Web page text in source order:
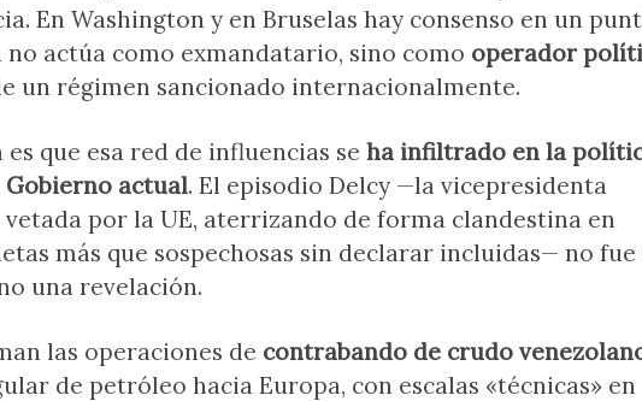
En Washington y en Bruselas hay consenso en un
no actúa como exmandatario, sino como operador
un régimen sancionado internacionalmente.
que esa red de influencias se ha infiltrado en la
actual. El episodio Delcy —la vicepresidenta
vetada por la UE, aterrizando de forma clandestina en
más que sospechosas sin declarar incluidas— no fue
una revelación.
las operaciones de contrabando de crudo
de petróleo hacia Europa, con escalas «técnicas» en